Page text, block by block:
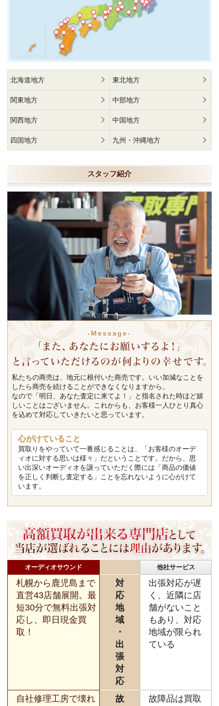
北海道地方 東北地方
関東地方 中部地方
関西地方 中国地方
四国地方 九州・沖縄地方
スタッフ紹介
-Message-
私たちの商売は、地元に根付いた商売です。いい加減なことを
したら商売を続けることができなくなりますから。
なので「明日、あなた査定に来てよ！」と指名された時ほど嬉
しいことはございません。これからも、お客様一人ひとり真心
を込めて対応していきたいと思っています。
心がけていること
買取りをやっていて一番感じることは、「お客様のオーデ
ィオに対する思いは様々」だということです。だから、思
い出深いオーディオを譲っていただく際には「商品の価値
を正しく判断し査定する」ことを忘れないように心がけて
います。
オーディオサウンド 他社サービス
札幌から鹿児島まで
直営43店舗展開。最
短30分で無料出張対
応し、即日現金買
取！
対
応
地
域
・
出
張
対
応
出張対応が遅
く、近隣に店
舗がないこと
もあり、対応
地域が限られ
ている
自社修理工房で壊れ
故
故障品は買取